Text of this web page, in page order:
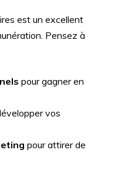
est un excellent
Pensez à
pour gagner en
vos
pour attirer de